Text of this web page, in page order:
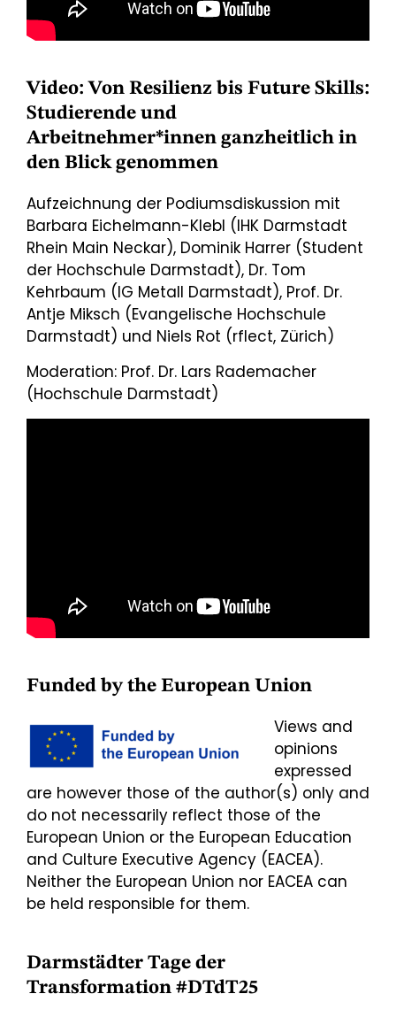
Video: Von Resilienz bis Future Skills:
Studierende und
Arbeitnehmer*innen ganzheitlich in
den Blick genommen
Aufzeichnung der Podiumsdiskussion mit
Barbara Eichelmann-Klebl (IHK Darmstadt
Rhein Main Neckar), Dominik Harrer (Student
der Hochschule Darmstadt), Dr. Tom
Kehrbaum (IG Metall Darmstadt), Prof. Dr.
Antje Miksch (Evangelische Hochschule
Darmstadt) und Niels Rot (rflect, Zürich)
Moderation: Prof. Dr. Lars Rademacher
(Hochschule Darmstadt)
Funded by the European Union
Views and
opinions
expressed
are however those of the author(s) only and
do not necessarily reflect those of the
European Union or the European Education
and Culture Executive Agency (EACEA).
Neither the European Union nor EACEA can
be held responsible for them.
Darmstädter Tage der
Transformation #DTdT25